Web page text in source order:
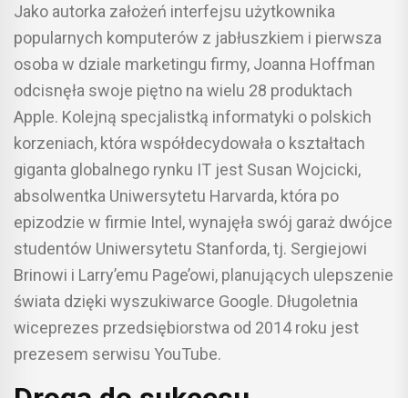
Jako autorka założeń interfejsu użytkownika
popularnych komputerów z jabłuszkiem i pierwsza
osoba w dziale marketingu firmy, Joanna Hoffman
odcisnęła swoje piętno na wielu 28 produktach
Apple. Kolejną specjalistką informatyki o polskich
korzeniach, która współdecydowała o kształtach
giganta globalnego rynku IT jest Susan Wojcicki,
absolwentka Uniwersytetu Harvarda, która po
epizodzie w firmie Intel, wynajęła swój garaż dwójce
studentów Uniwersytetu Stanforda, tj. Sergiejowi
Brinowi i Larry’emu Page’owi, planujących ulepszenie
świata dzięki wyszukiwarce Google. Długoletnia
wiceprezes przedsiębiorstwa od 2014 roku jest
prezesem serwisu YouTube.